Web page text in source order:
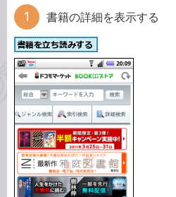
書籍の詳細を表示する